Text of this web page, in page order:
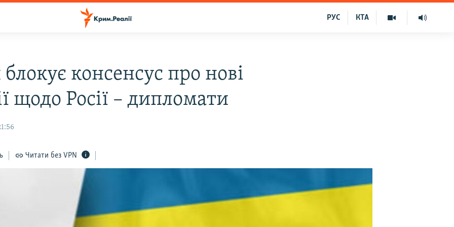
КТА
РУС
блокує консенсус про нові
щодо Росії – дипломати
Читати без VPN